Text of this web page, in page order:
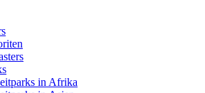
in Afrika